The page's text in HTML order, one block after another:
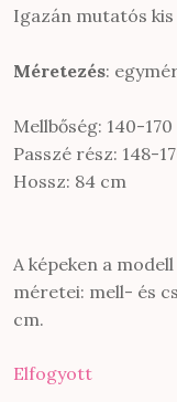
Igazán mutatós kis
Méretezés:
Mellbőség: 140-
Passzé rész: 148-
Hossz: 84 cm
A képeken a
méretei: mell- és
cm.
Elfogyott